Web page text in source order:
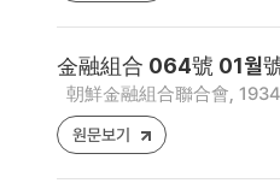
金融組合 064號 01월
朝鮮金融組合聯合會, 1934
원문보기